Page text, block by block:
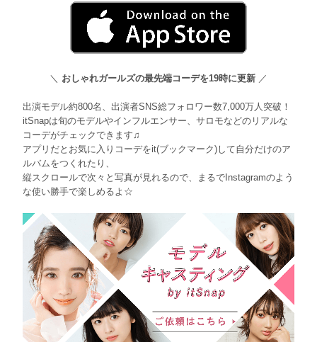
＼ おしゃれガールズの最先端コーデを19時に更新 ／
出演モデル約800名、出演者SNS総フォロワー数7,000万人突破！
itSnapは旬のモデルやインフルエンサー、サロモなどのリアルな
コーデがチェックできます♫
アプリだとお気に入りコーデをit(ブックマーク)して自分だけのア
ルバムをつくれたり、
縦スクロールで次々と写真が見れるので、まるでInstagramのよう
な使い勝手で楽しめるよ☆